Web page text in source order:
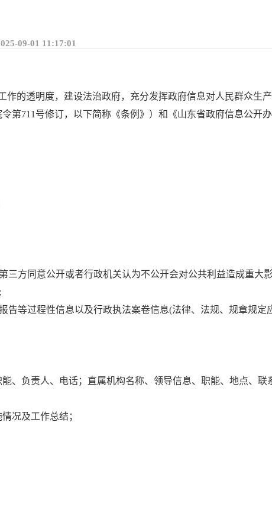
09-01 11:17:01
的透明度，建设法治政府，充分发挥政府信息对人民群众生
第711号修订，以下简称《条例》）和《山东省政府信息公开
方同意公开或者行政机关认为不公开会对公共利益造成重大
等过程性信息以及行政执法案卷信息(法律、法规、规章规定
、负责人、电话；直属机构名称、领导信息、职能、地点、联
况及工作总结；